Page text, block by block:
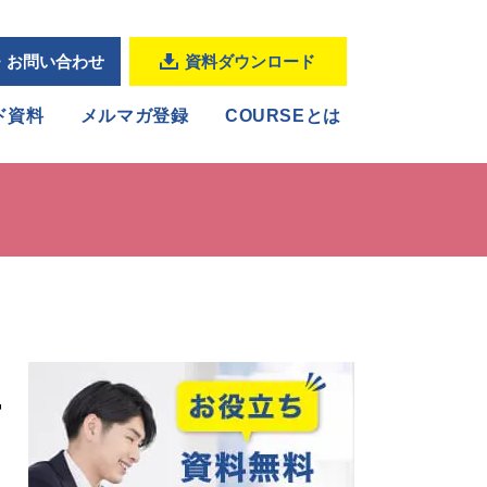
お問い合わせ 資料ダウンロード
資料 メルマガ登録 COURSEとは